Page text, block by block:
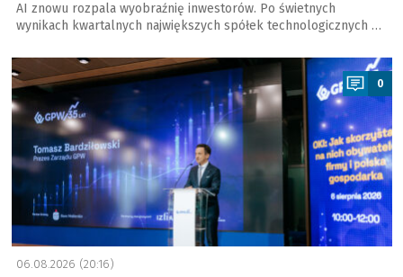
AI znowu rozpala wyobraźnię inwestorów. Po świetnych
wynikach kwartalnych największych spółek technologicznych …
a
0
06.08.2026 (20:16)